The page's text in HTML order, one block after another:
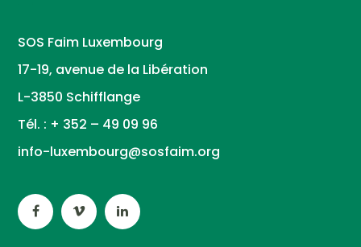
SOS Faim Luxembourg
17-19, avenue de la Libération
L-3850 Schifflange
Tél. : + 352 – 49 09 96
info-luxembourg@sosfaim.org